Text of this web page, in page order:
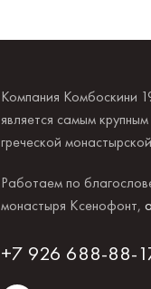
Компания Комбоскини
является самым
греческой
Работаем по
монастыря Ксенофонт,
+7 926 688-88-